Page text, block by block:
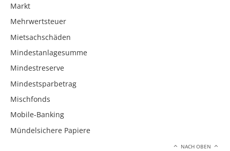
Markt
Mehrwertsteuer
Mietsachschäden
Mindestanlagesumme
Mindestreserve
Mindestsparbetrag
Mischfonds
Mobile-Banking
Mündelsichere Papiere
NACH OBEN